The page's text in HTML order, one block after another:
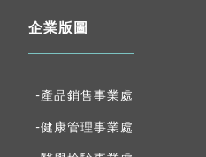
企業版圖
-產品銷售事業處
-健康管理事業處